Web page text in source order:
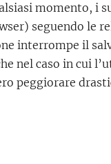
momento, i
seguendo le
interrompe il
nel caso in cui